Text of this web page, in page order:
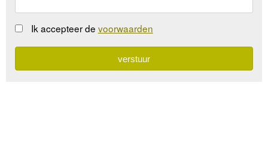
Ik accepteer de voorwaarden